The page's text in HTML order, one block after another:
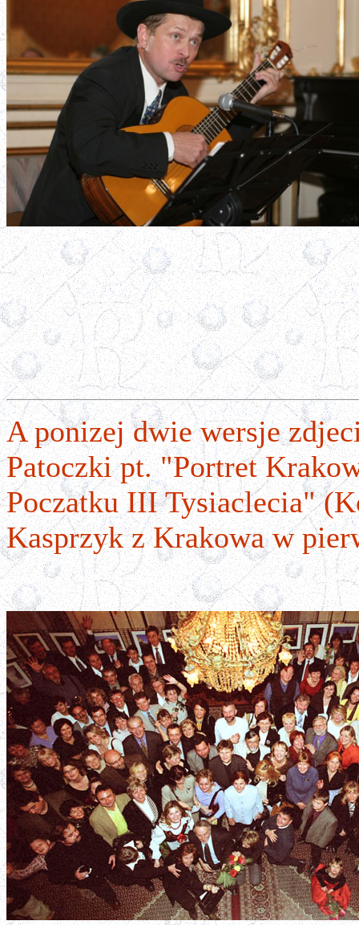
A ponizej dwie wersje
Patoczki pt. "Portret
Poczatku III Tysiaclecia"
Kasprzyk z Krakowa w